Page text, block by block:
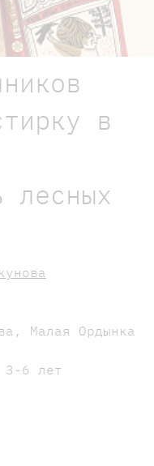
в
лесных
Малая Ордынка
3-6 лет